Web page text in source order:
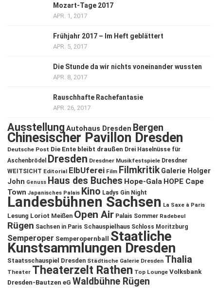
Mozart-Tage 2017
APR. 1, 2017
Frühjahr 2017 – Im Heft geblättert
APR. 5, 2017
Die Stunde da wir nichts voneinander wussten
APR. 8, 2017
Rauschhafte Rachefantasie
APR. 26, 2017
Ausstellung Autohaus Dresden Bergen
Chinesischer Pavillon Dresden
Deutsche Post Die Ente bleibt draußen Drei Haselnüsse für
Aschenbrödel
Dresden Dresdner Musikfestspiele Dresdner
WEITSICHT Editorial ElbUferei Film Filmkritik Galerie Holger
John Genuss Haus des Buches Hope-Gala HOPE Cape
Town Japanisches Palais Kino Ladys Gin Night
Landesbühnen Sachsen La Saxe à Paris
Lesung Loriot Meißen Open Air Palais Sommer Radebeul
Rügen Sachsen in Paris Schauspielhaus Schloss Moritzburg
Semperoper Semperopernball Staatliche
Kunstsammlungen Dresden
Staatsschauspiel Dresden Städtische Galerie Dresden Thalia
Theater Theaterzelt Rathen Top Lounge Volksbank
Dresden-Bautzen eG Waldbühne Rügen